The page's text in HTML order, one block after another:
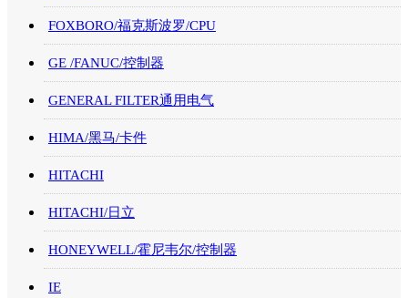
FOXBORO/福克斯波罗/CPU
GE /FANUC/控制器
GENERAL FILTER通用电气
HIMA/黑马/卡件
HITACHI
HITACHI/日立
HONEYWELL/霍尼韦尔/控制器
IE